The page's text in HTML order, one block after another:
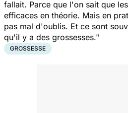
fallait. Parce que l'on sait que les
efficaces en théorie. Mais en
pas mal d'oublis. Et ce sont
qu'il y a des grossesses."
GROSSESSE